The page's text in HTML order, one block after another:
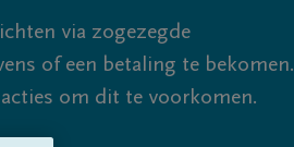
via zogezegde
of een betaling te bekomen.
om dit te voorkomen.